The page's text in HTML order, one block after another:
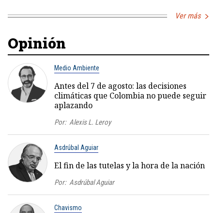
Ver más
Opinión
Medio Ambiente
Antes del 7 de agosto: las decisiones
climáticas que Colombia no puede seguir
aplazando
Por: Alexis L. Leroy
Asdrúbal Aguiar
El fin de las tutelas y la hora de la nación
Por: Asdrúbal Aguiar
Chavismo